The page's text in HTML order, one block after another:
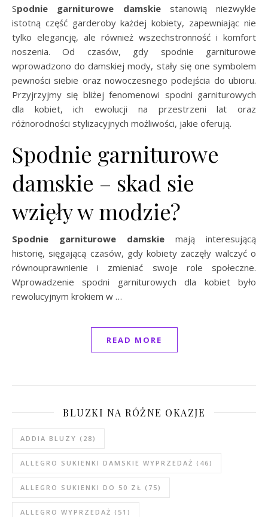
Spodnie garniturowe damskiestanowią niezwykle
istotną część garderoby każdej kobiety, zapewniając nie
tylko elegancję, ale również wszechstronność i komfort
noszenia. Od czasów, gdy spodnie garniturowe
wprowadzono do damskiej mody, stały się one symbolem
pewności siebie oraz nowoczesnego podejścia do ubioru.
Przyjrzyjmy się bliżej fenomenowi spodni garniturowych
dla kobiet, ich ewolucji na przestrzeni lat oraz
różnorodności stylizacyjnych możliwości, jakie oferują.
Spodnie garniturowe
damskie – skad sie
wzięły w modzie?
Spodnie garniturowe damskie mają interesującą
historię, sięgającą czasów, gdy kobiety zaczęły walczyć o
równouprawnienie i zmieniać swoje role społeczne.
Wprowadzenie spodni garniturowych dla kobiet było
rewolucyjnym krokiem w …
READ MORE
BLUZKI NA RÓŻNE OKAZJE
ADDIA BLUZY (28)
ALLEGRO SUKIENKI DAMSKIE WYPRZEDAŻ (46)
ALLEGRO SUKIENKI DO 50 ZŁ (75)
ALLEGRO WYPRZEDAŻ (51)